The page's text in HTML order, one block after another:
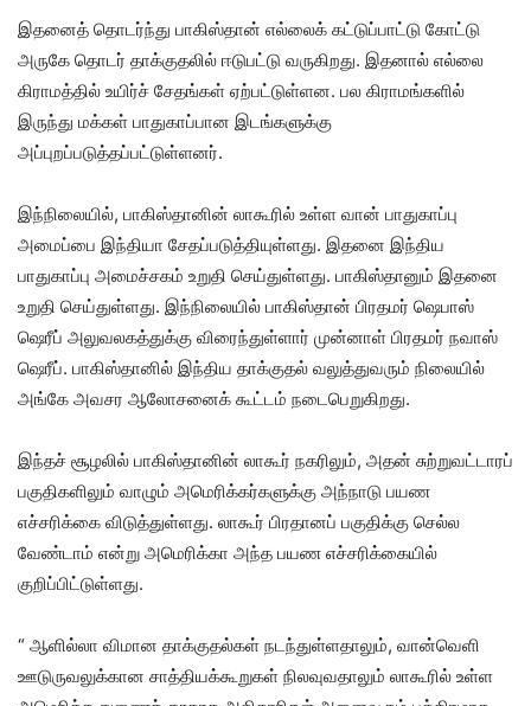
இதனைத் தொடர்ந்து பாகிஸ்தான் எல்லைக் கட்டுப்பாட்டு கோட்டு
அருகே தொடர் தாக்குதலில் ஈடுபட்டு வருகிறது. இதனால் எல்லை
கிராமத்தில் உயிர்ச் சேதங்கள் ஏற்பட்டுள்ளன. பல கிராமங்களில்
இருந்து மக்கள் பாதுகாப்பான இடங்களுக்கு
அப்புறப்படுத்தப்பட்டுள்ளனர்.
இந்நிலையில், பாகிஸ்தானின் லாகூரில் உள்ள வான் பாதுகாப்பு
அமைப்பை இந்தியா சேதப்படுத்தியுள்ளது. இதனை இந்திய
பாதுகாப்பு அமைச்சகம் உறுதி செய்துள்ளது. பாகிஸ்தானும் இதனை
உறுதி செய்துள்ளது. இந்நிலையில் பாகிஸ்தான் பிரதமர் ஷெபாஸ்
ஷெரீப் அலுவலகத்துக்கு விரைந்துள்ளார் முன்னாள் பிரதமர் நவாஸ்
ஷெரீப். பாகிஸ்தானில் இந்திய தாக்குதல் வலுத்துவரும் நிலையில்
அங்கே அவசர ஆலோசனைக் கூட்டம் நடைபெறுகிறது.
இந்தச் சூழலில் பாகிஸ்தானின் லாகூர் நகரிலும், அதன் சுற்றுவட்டாரப்
பகுதிகளிலும் வாழும் அமெரிக்கர்களுக்கு அந்நாடு பயண
எச்சரிக்கை விடுத்துள்ளது. லாகூர் பிரதானப் பகுதிக்கு செல்ல
வேண்டாம் என்று அமெரிக்கா அந்த பயண எச்சரிக்கையில்
குறிப்பிட்டுள்ளது.
“ ஆளில்லா விமான தாக்குதல்கள் நடந்துள்ளதாலும், வான்வெளி
ஊடுருவலுக்கான சாத்தியக்கூறுகள் நிலவுவதாலும் லாகூரில் உள்ள